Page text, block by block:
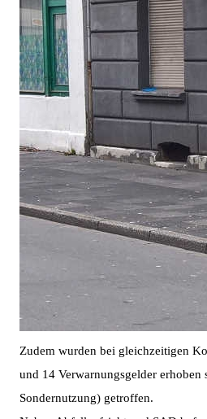
Zudem wurden bei gleichzeitigen
und 14 Verwarnungsgelder
Sondernutzung) getroffen.